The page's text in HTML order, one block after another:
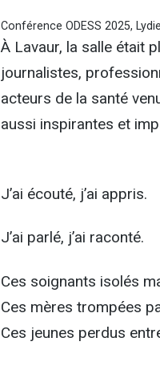
Conférence ODESS 2025,
À Lavaur, la salle était
journalistes,
acteurs de la santé
aussi inspirantes et
J’ai écouté, j’ai appris.
J’ai parlé, j’ai raconté.
Ces soignants isolés
Ces mères trompées
Ces jeunes perdus